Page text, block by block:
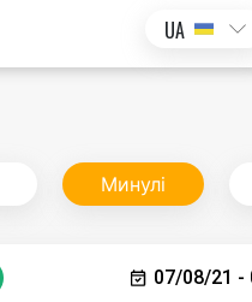
UA
Минулі
07/08/21 -